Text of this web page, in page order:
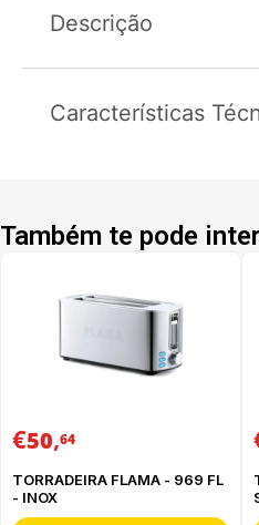
Descrição
Características
Também te pode
€50,64
TORRADEIRA FLAMA - 969 FL
- INOX